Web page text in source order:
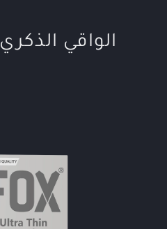
الواقي الذكري FOX ZERO